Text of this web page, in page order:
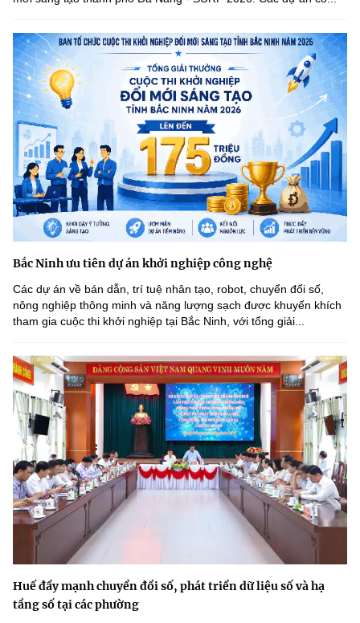
Chọn ngôn ngữ
Vietnamese English
BỘ KHOA HỌC VÀ CÔNG NGHỆ
MINISTRY OF SCIENCE AND TECHNOLOGY
Điều khoản sử dụng Theo dõi MST: Góp ý
Cơ quan chủ quản: Bộ Khoa học và Công nghệ (MST)
Chịu trách nhiệm nội dung: Nguyễn Thị Hải Hằng
Giám đốc Trung tâm Truyền thông Khoa học và Công nghệ.
Địa chỉ: Ban Biên tập Cổng TTĐT - 18 Nguyễn Du, TP. Hà Nội
Điện thoại: 024 3936 9506
Email:stc@mst.gov.vn
(Ghi rõ nguồn "https://mst.gov.vn" khi phát hành lại thông tin từ
website này)
Bắc Ninh ưu tiên dự án khởi nghiệp công nghệ
Các dự án về bán dẫn, trí tuệ nhân tạo, robot, chuyển đổi số,
nông nghiệp thông minh và năng lượng sạch được khuyến khích
tham gia cuộc thi khởi nghiệp tại Bắc Ninh, với tổng giải...
Huế đẩy mạnh chuyển đổi số, phát triển dữ liệu số và hạ
tầng số tại các phường